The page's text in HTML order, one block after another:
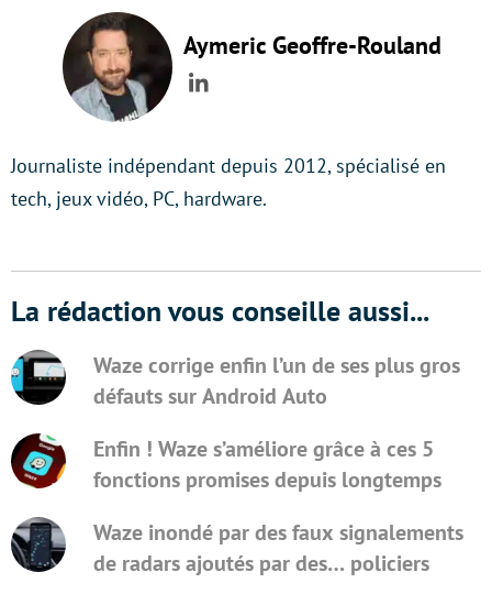
Aymeric Geoffre-Rouland
LinkedIn
Journaliste indépendant depuis 2012, spécialisé en
tech, jeux vidéo, PC, hardware.
La rédaction vous conseille aussi...
Waze corrige enfin l’un de ses plus gros
défauts sur Android Auto
Enfin ! Waze s’améliore grâce à ces 5
fonctions promises depuis longtemps
Waze inondé par des faux signalements
de radars ajoutés par des… policiers